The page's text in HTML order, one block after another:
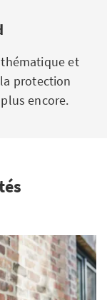
et
protection
encore.